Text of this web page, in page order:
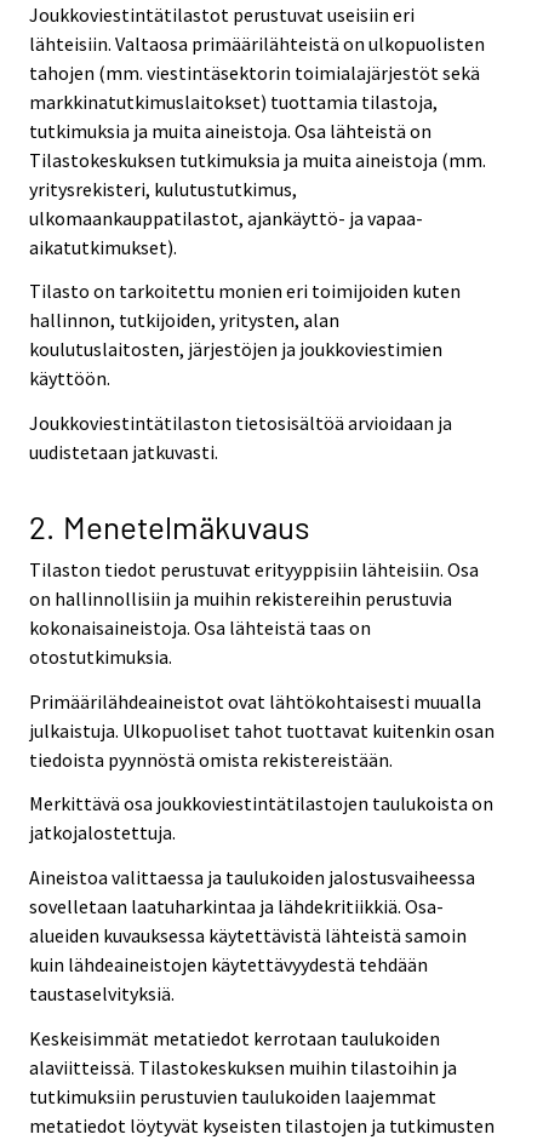
Joukkoviestintätilastot perustuvat useisiin eri
lähteisiin. Valtaosa primäärilähteistä on ulkopuolisten
tahojen (mm. viestintäsektorin toimialajärjestöt sekä
markkinatutkimuslaitokset) tuottamia tilastoja,
tutkimuksia ja muita aineistoja. Osa lähteistä on
Tilastokeskuksen tutkimuksia ja muita aineistoja (mm.
yritysrekisteri, kulutustutkimus,
ulkomaankauppatilastot, ajankäyttö- ja vapaa-
aikatutkimukset).
Tilasto on tarkoitettu monien eri toimijoiden kuten
hallinnon, tutkijoiden, yritysten, alan
koulutuslaitosten, järjestöjen ja joukkoviestimien
käyttöön.
Joukkoviestintätilaston tietosisältöä arvioidaan ja
uudistetaan jatkuvasti.
2. Menetelmäkuvaus
Tilaston tiedot perustuvat erityyppisiin lähteisiin. Osa
on hallinnollisiin ja muihin rekistereihin perustuvia
kokonaisaineistoja. Osa lähteistä taas on
otostutkimuksia.
Primäärilähdeaineistot ovat lähtökohtaisesti muualla
julkaistuja. Ulkopuoliset tahot tuottavat kuitenkin osan
tiedoista pyynnöstä omista rekistereistään.
Merkittävä osa joukkoviestintätilastojen taulukoista on
jatkojalostettuja.
Aineistoa valittaessa ja taulukoiden jalostusvaiheessa
sovelletaan laatuharkintaa ja lähdekritiikkiä. Osa-
alueiden kuvauksessa käytettävistä lähteistä samoin
kuin lähdeaineistojen käytettävyydestä tehdään
taustaselvityksiä.
Keskeisimmät metatiedot kerrotaan taulukoiden
alaviitteissä. Tilastokeskuksen muihin tilastoihin ja
tutkimuksiin perustuvien taulukoiden laajemmat
metatiedot löytyvät kyseisten tilastojen ja tutkimusten